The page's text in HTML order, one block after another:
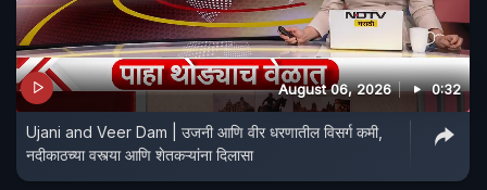
August 06, 2026 0:32
Ujani and Veer Dam | उजनी आणि वीर धरणातील विसर्ग कमी,
नदीकाठच्या वस्त्या आणि शेतकऱ्यांना दिलासा